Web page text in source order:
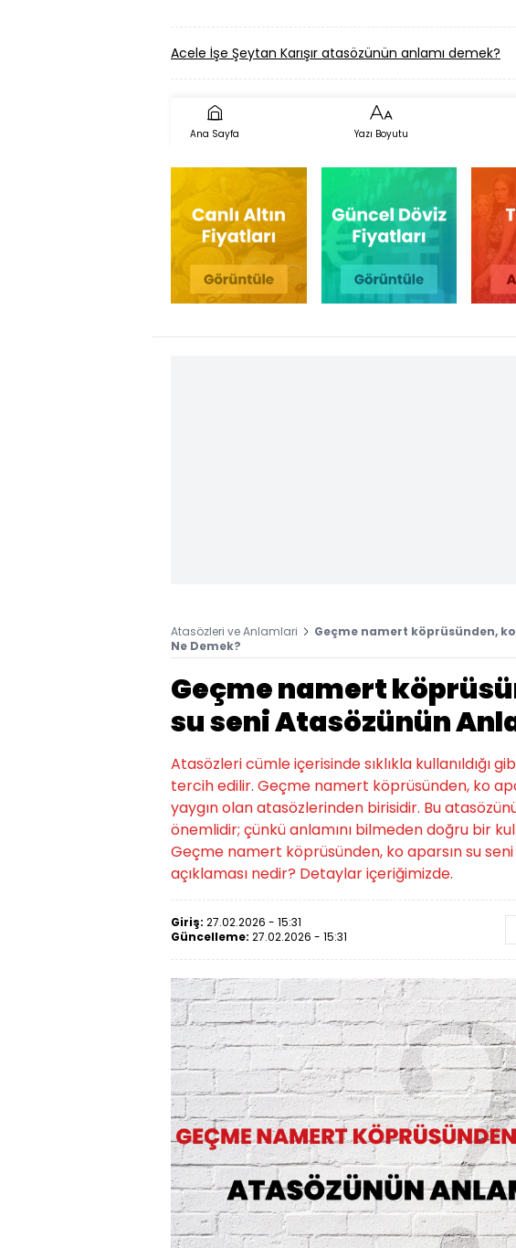
Acele İşe Şeytan Karışır atasözünün anlamı demek?
Ana Sayfa Yazı Boyutu
Atasözleri ve Anlamlari
Geçme namert köprüsünden,
Ne Demek?
Geçme namert
su seni Atasözünün
Atasözleri cümle içerisinde sıklıkla kullanıldığı
tercih edilir. Geçme namert köprüsünden, ko
yaygın olan atasözlerinden birisidir. Bu
önemlidir; çünkü anlamını bilmeden doğru bir
Geçme namert köprüsünden, ko aparsın su
açıklaması nedir? Detaylar içeriğimizde.
Giriş: 27.02.2026 - 15:31
Güncelleme: 27.02.2026 - 15:31